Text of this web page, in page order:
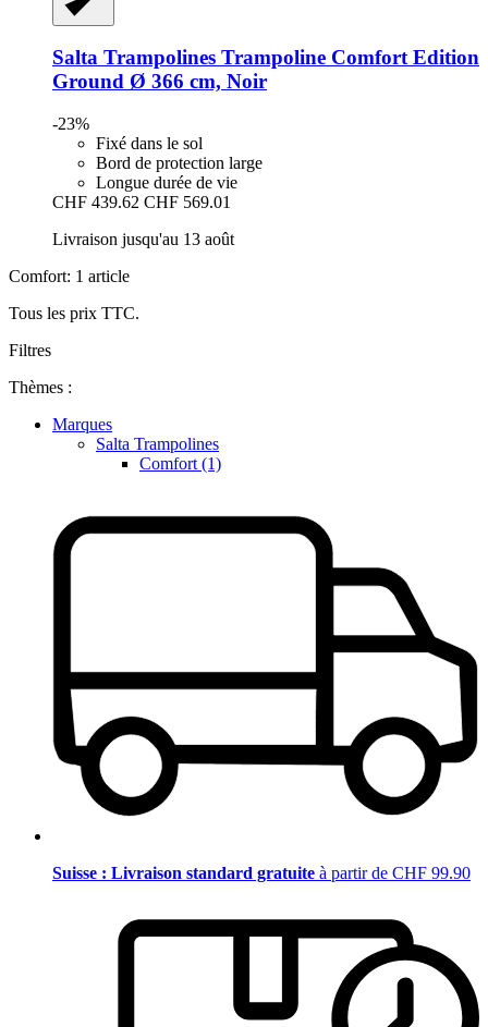
Salta Trampolines Trampoline Comfort Edition
Ground Ø 366 cm, Noir
-23%
Fixé dans le sol
Bord de protection large
Longue durée de vie
CHF 439.62 CHF 569.01
Livraison jusqu'au 13 août
Comfort: 1 article
Tous les prix TTC.
Filtres
Thèmes :
Marques
Salta Trampolines
Comfort (1)
Suisse : Livraison standard gratuite à partir de CHF 99.90